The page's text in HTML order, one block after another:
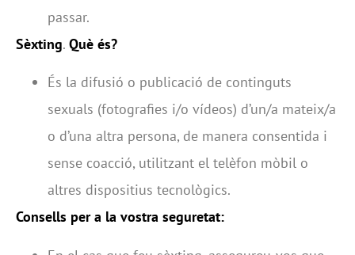
passar.
Sèxting. Què és?
És la difusió o publicació de continguts
sexuals (fotografies i/o vídeos) d’un/a mateix/a
o d’una altra persona, de manera consentida i
sense coacció, utilitzant el telèfon mòbil o
altres dispositius tecnològics.
Consells per a la vostra seguretat: